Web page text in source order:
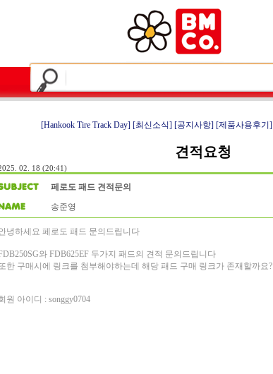
[Hankook Tire Track Day] [최신소식] [공지사항] [제품사용후기]
견적요청
02. 18 (20:41)
페로도 패드 견적문의
송준영
녕하세요 페로도 패드 문의드립니다
와 FDB625EF 두가지 패드의 견적 문의드립니다
한 구매시에 링크를 첨부해야하는데 해당 패드 구매 링크가 존재할까요?
원 아이디 : songgy0704